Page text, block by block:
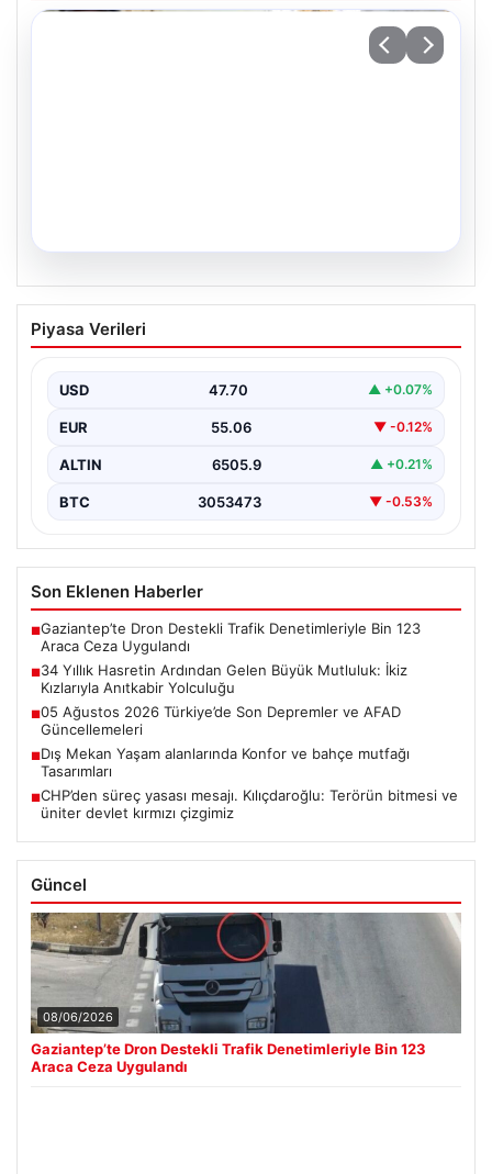
34 Yıllık Hasretin Ardından Gelen
Büyük Mutluluk: İkiz Kızlarıyla Anıtkabir
Adıyaman'da hayatlarını sürdüren Abuzer ve Zeynep
Piyasa Verileri
USD 47.70 ▲ +0.07%
EUR 55.06 ▼ -0.12%
ALTIN 6505.9 ▲ +0.21%
BTC 3053473 ▼ -0.53%
Son Eklenen Haberler
■Gaziantep’te Dron Destekli Trafik Denetimleriyle Bin 123
Araca Ceza Uygulandı
■34 Yıllık Hasretin Ardından Gelen Büyük Mutluluk: İkiz
Kızlarıyla Anıtkabir Yolculuğu
■05 Ağustos 2026 Türkiye’de Son Depremler ve AFAD
Güncellemeleri
■Dış Mekan Yaşam alanlarında Konfor ve bahçe mutfağı
Tasarımları
■CHP’den süreç yasası mesajı. Kılıçdaroğlu: Terörün bitmesi ve
üniter devlet kırmızı çizgimiz
Güncel
08/06/2026
Gaziantep’te Dron Destekli Trafik Denetimleriyle Bin 123
Araca Ceza Uygulandı